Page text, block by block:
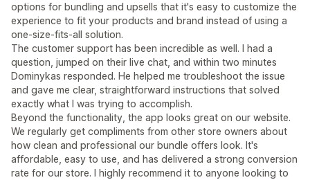
options for bundling and upsells that it's easy to customize the
experience to fit your products and brand instead of using a
one-size-fits-all solution.
The customer support has been incredible as well. I had a
question, jumped on their live chat, and within two minutes
Dominykas responded. He helped me troubleshoot the issue
and gave me clear, straightforward instructions that solved
exactly what I was trying to accomplish.
Beyond the functionality, the app looks great on our website.
We regularly get compliments from other store owners about
how clean and professional our bundle offers look. It's
affordable, easy to use, and has delivered a strong conversion
rate for our store. I highly recommend it to anyone looking to